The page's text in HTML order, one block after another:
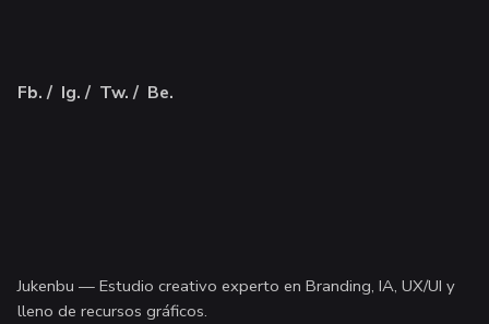
Fb. / Ig. / Tw. / Be.
Jukenbu — Estudio creativo experto en Branding, IA, UX/UI y
lleno de recursos gráficos.